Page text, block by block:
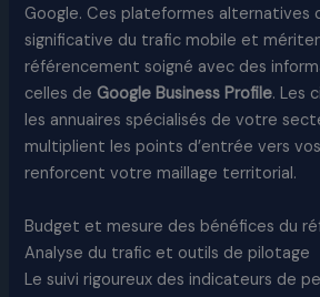
Google. Ces plateformes alternatives
significative du trafic mobile et
référencement soigné avec des
celles de Google Business Profile. Les
les annuaires spécialisés de votre
multiplient les points d’entrée vers
renforcent votre maillage territorial.
Budget et mesure des bénéfices du
Analyse du trafic et outils de pilotage
Le suivi rigoureux des indicateurs de